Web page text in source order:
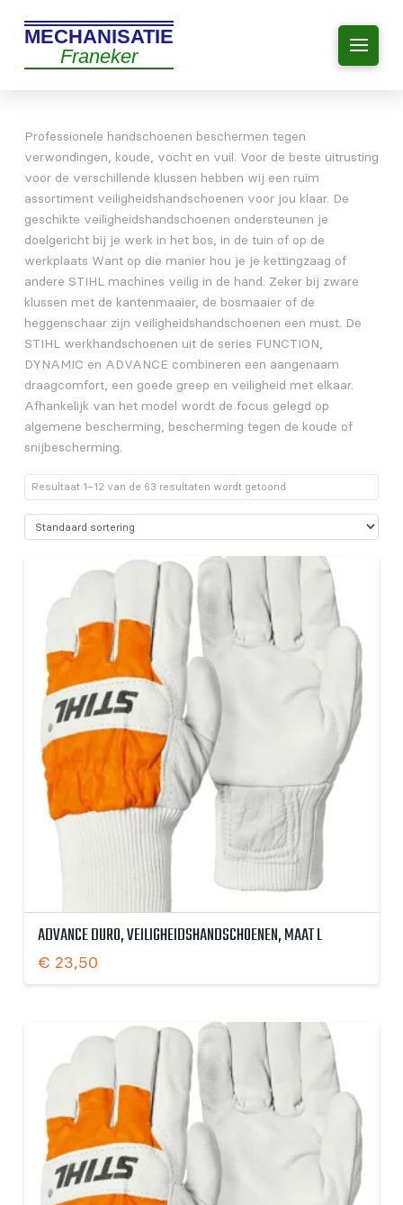
MECHANISATIE
Franeker
Professionele handschoenen beschermen tegen
verwondingen, koude, vocht en vuil. Voor de beste uitrusting
voor de verschillende klussen hebben wij een ruim
assortiment veiligheidshandschoenen voor jou klaar. De
geschikte veiligheidshandschoenen ondersteunen je
doelgericht bij je werk in het bos, in de tuin of op de
werkplaats Want op die manier hou je je kettingzaag of
andere STIHL machines veilig in de hand. Zeker bij zware
klussen met de kantenmaaier, de bosmaaier of de
heggenschaar zijn veiligheidshandschoenen een must. De
STIHL werkhandschoenen uit de series FUNCTION,
DYNAMIC en ADVANCE combineren een aangenaam
draagcomfort, een goede greep en veiligheid met elkaar.
Afhankelijk van het model wordt de focus gelegd op
algemene bescherming, bescherming tegen de koude of
snijbescherming.
Resultaat 1–12 van de 63 resultaten wordt getoond
ADVANCE DURO, VEILIGHEIDSHANDSCHOENEN, MAAT L
€ 23,50